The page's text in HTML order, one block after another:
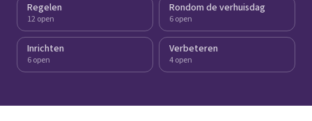
Regelen
12 open
Rondom de verhuisdag
6 open
Inrichten
6 open
Verbeteren
4 open